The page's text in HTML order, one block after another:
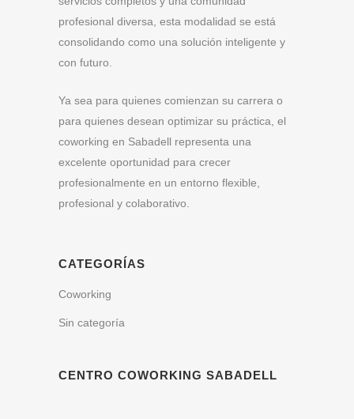
profesional diversa, esta modalidad se está
consolidando como una solución inteligente y
con futuro.
Ya sea para quienes comienzan su carrera o
para quienes desean optimizar su práctica, el
coworking en Sabadell representa una
excelente oportunidad para crecer
profesionalmente en un entorno flexible,
profesional y colaborativo.
CATEGORÍAS
Coworking
Sin categoría
CENTRO COWORKING SABADELL